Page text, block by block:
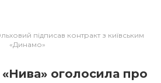
підписав контракт з київським
«Динамо»
«Нива» оголосила про